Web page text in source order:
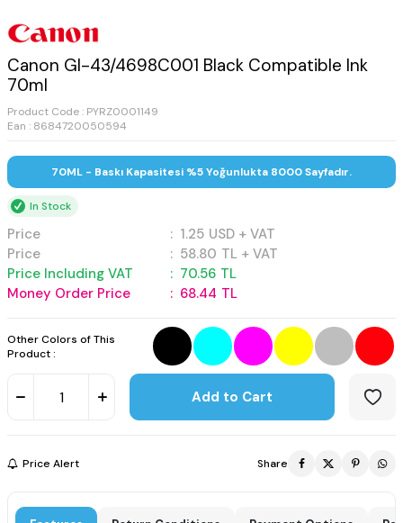
Canon GI-43/4698C001 Black Compatible Ink
70ml
Product Code : PYRZ0001149
Ean : 8684720050594
70ML - Baskı Kapasitesi %5 Yoğunlukta 8000 Sayfadır.
In Stock
Price : 1.25 USD + VAT
Price
: 58.80 TL + VAT
Price Including VAT
: 70.56 TL
Money Order Price
: 68.44 TL
Other Colors of This
Product :
Add to Cart
Price Alert Share